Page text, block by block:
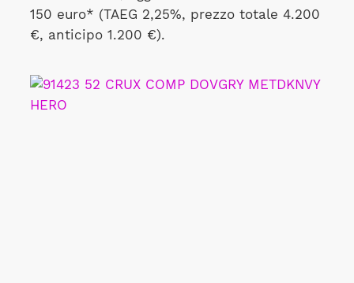
150 euro* (TAEG 2,25%, prezzo totale 4.200
€, anticipo 1.200 €).